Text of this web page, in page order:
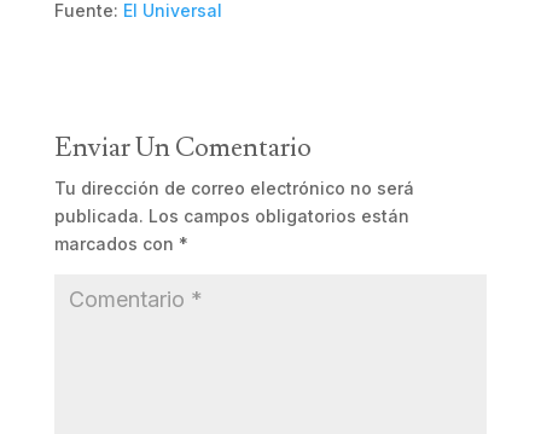
Fuente: El Universal
Enviar Un Comentario
Tu dirección de correo electrónico no será
publicada. Los campos obligatorios están
marcados con *